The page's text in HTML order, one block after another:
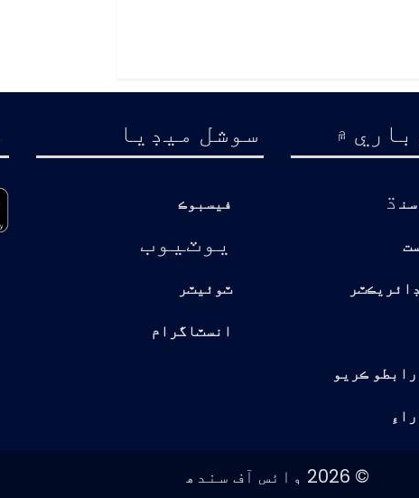
۾
ڌ
ڪريو
سوشل ميڊيا
فيسبوڪ
يوٽيوب
ٽوئيٽر
انسٽاگرام
© 2026 وائس آف سندھ